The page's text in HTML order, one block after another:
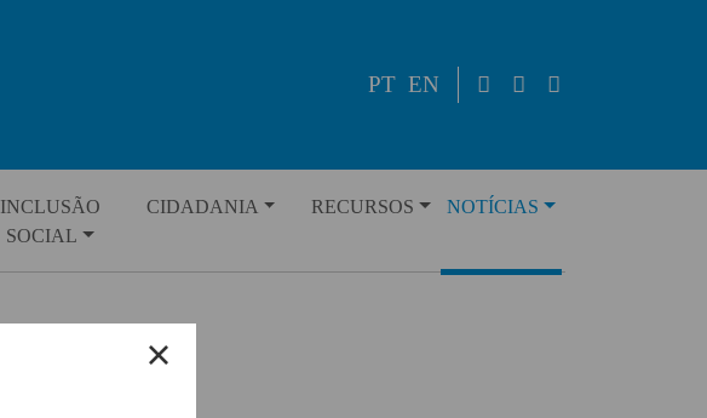
PT EN
INCLUSÃO
SOCIAL
CIDADANIA RECURSOS NOTÍCIAS